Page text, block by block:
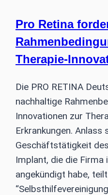
Pro Retina
Therapie-
Die PRO RETINA
nachhaltige
Innovationen zur
Erkrankungen. Anlass
Geschäftstätigkeit
Implant, die die Firma
angekündigt habe,